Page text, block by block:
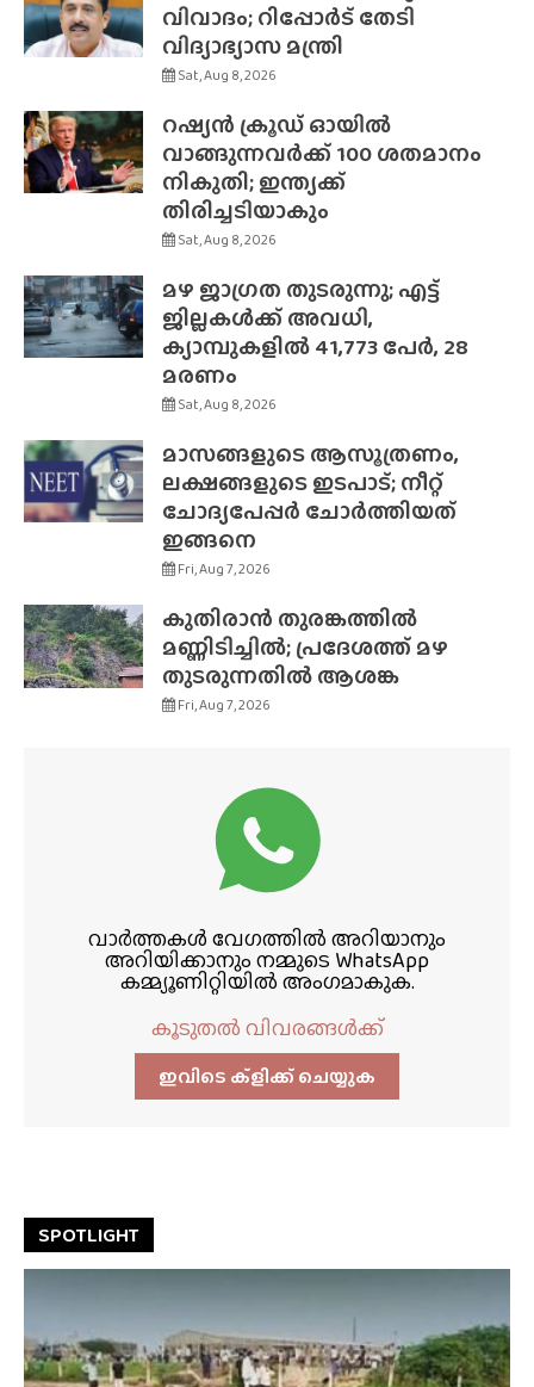
വിവാദം; റിപ്പോർട് തേടി
വിദ്യാഭ്യാസ മന്ത്രി
Sat, Aug 8, 2026
റഷ്യൻ ക്രൂഡ് ഓയിൽ
വാങ്ങുന്നവർക്ക് 100 ശതമാനം
നികുതി; ഇന്ത്യക്ക്
തിരിച്ചടിയാകും
Sat, Aug 8, 2026
മഴ ജാഗ്രത തുടരുന്നു; എട്ട്
ജില്ലകൾക്ക് അവധി,
ക്യാമ്പുകളിൽ 41,773 പേർ, 28
മരണം
Sat, Aug 8, 2026
മാസങ്ങളുടെ ആസൂത്രണം,
ലക്ഷങ്ങളുടെ ഇടപാട്; നീറ്റ്
ചോദ്യപേപ്പർ ചോർത്തിയത്
ഇങ്ങനെ
Fri, Aug 7, 2026
കുതിരാൻ തുരങ്കത്തിൽ
മണ്ണിടിച്ചിൽ; പ്രദേശത്ത് മഴ
തുടരുന്നതിൽ ആശങ്ക
Fri, Aug 7, 2026
വാർത്തകൾ വേഗത്തിൽ അറിയാനും
അറിയിക്കാനും നമ്മുടെ WhatsApp
കമ്മ്യൂണിറ്റിയിൽ അംഗമാകുക.
കൂടുതൽ വിവരങ്ങൾക്ക്
ഇവിടെ ക്ളിക്ക്‌ ചെയ്യുക
SPOTLIGHT